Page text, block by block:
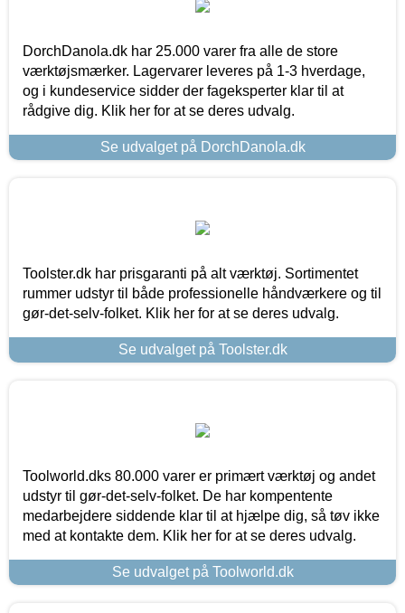
DorchDanola.dk har 25.000 varer fra alle de store
værktøjsmærker. Lagervarer leveres på 1-3 hverdage,
og i kundeservice sidder der fageksperter klar til at
rådgive dig. Klik her for at se deres udvalg.
Se udvalget på DorchDanola.dk
Toolster.dk har prisgaranti på alt værktøj. Sortimentet
rummer udstyr til både professionelle håndværkere og til
gør-det-selv-folket. Klik her for at se deres udvalg.
Se udvalget på Toolster.dk
Toolworld.dks 80.000 varer er primært værktøj og andet
udstyr til gør-det-selv-folket. De har kompentente
medarbejdere siddende klar til at hjælpe dig, så tøv ikke
med at kontakte dem. Klik her for at se deres udvalg.
Se udvalget på Toolworld.dk